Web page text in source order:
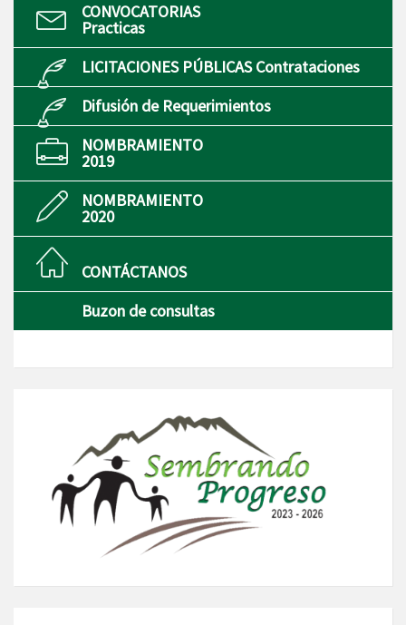
CONVOCATORIAS
Practicas
LICITACIONES PÚBLICAS Contrataciones
Difusión de Requerimientos
NOMBRAMIENTO
2019
NOMBRAMIENTO
2020
CONTÁCTANOS
Buzon de consultas